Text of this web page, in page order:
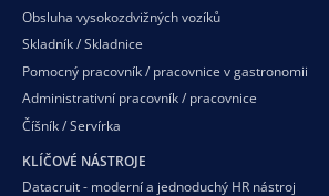
Obsluha vysokozdvižných vozíků
Skladník / Skladnice
Pomocný pracovník / pracovnice v gastronomii
Administrativní pracovník / pracovnice
Číšník / Servírka
KLÍČOVÉ NÁSTROJE
Datacruit - moderní a jednoduchý HR nástroj